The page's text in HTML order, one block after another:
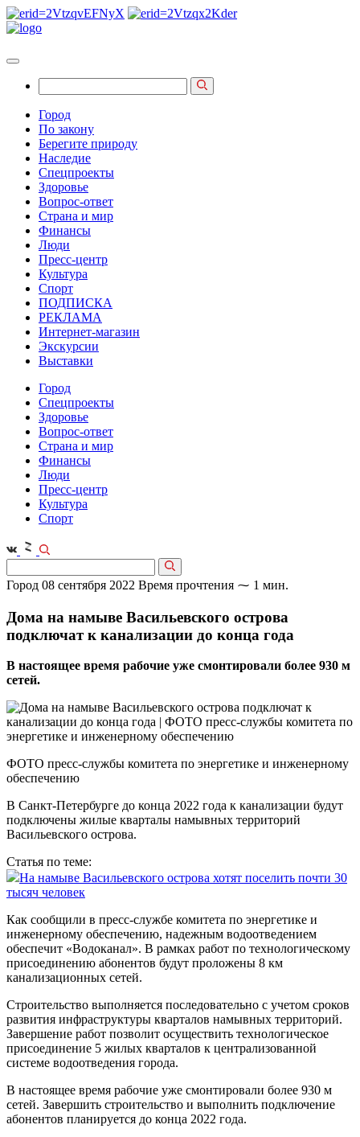
Город
По закону
Берегите природу
Наследие
Спецпроекты
Здоровье
Вопрос-ответ
Страна и мир
Финансы
Люди
Пресс-центр
Культура
Спорт
ПОДПИСКА
РЕКЛАМА
Интернет-магазин
Экскурсии
Выставки
Город
Спецпроекты
Здоровье
Вопрос-ответ
Страна и мир
Финансы
Люди
Пресс-центр
Культура
Спорт
Город 08 сентября 2022 Время прочтения ⁓ 1 мин.
Дома на намыве Васильевского острова
подключат к канализации до конца года
В настоящее время рабочие уже смонтировали более 930 м
сетей.
ФОТО пресс-службы комитета по энергетике и инженерному
обеспечению
В Санкт-Петербурге до конца 2022 года к канализации будут
подключены жилые кварталы намывных территорий
Васильевского острова.
Статья по теме:
На намыве Васильевского острова хотят поселить почти 30
тысяч человек
Как сообщили в пресс-службе комитета по энергетике и
инженерному обеспечению, надежным водоотведением
обеспечит «Водоканал». В рамках работ по технологическому
присоединению абонентов будут проложены 8 км
канализационных сетей.
Строительство выполняется последовательно с учетом сроков
развития инфраструктуры кварталов намывных территорий.
Завершение работ позволит осуществить технологическое
присоединение 5 жилых кварталов к централизованной
системе водоотведения города.
В настоящее время рабочие уже смонтировали более 930 м
сетей. Завершить строительство и выполнить подключение
абонентов планируется до конца 2022 года.